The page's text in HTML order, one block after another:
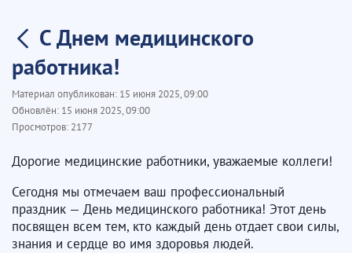
С Днем медицинского
работника!
Материал опубликован: 15 июня 2025, 09:00
Обновлён: 15 июня 2025, 09:00
Просмотров: 2177
Дорогие медицинские работники, уважаемые коллеги!
Сегодня мы отмечаем ваш профессиональный
праздник — День медицинского работника! Этот день
посвящен всем тем, кто каждый день отдает свои силы,
знания и сердце во имя здоровья людей.